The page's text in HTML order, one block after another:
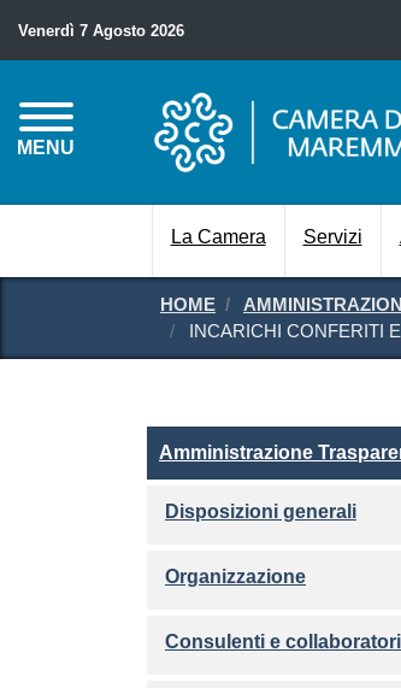
Venerdì 7 Agosto 2026
MENU
La Camera Servizi
HOME
INCARICHI CONFERITI
Amministrazione
Amministrazione
Disposizioni generali
Organizzazione
Consulenti e collaboratori